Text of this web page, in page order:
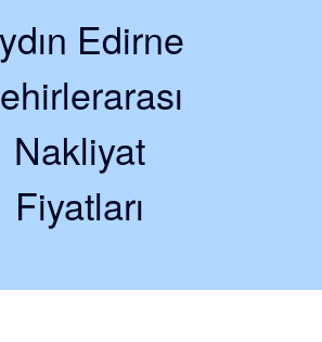
Edirne
Nakliyat
Fiyatları